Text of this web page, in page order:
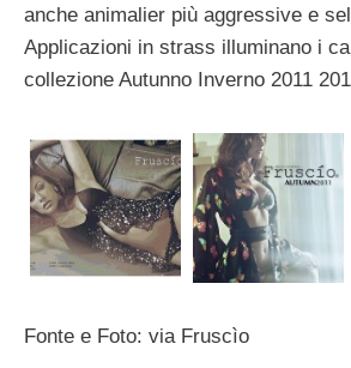
anche animalier più aggressive e
Applicazioni in strass illuminano i
collezione Autunno Inverno 2011
Fonte e Foto: via Fruscìo